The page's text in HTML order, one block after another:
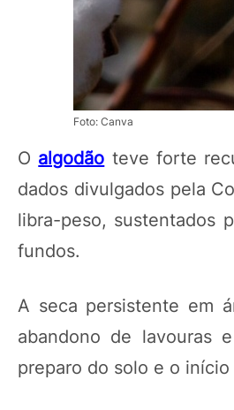
Foto: Canva
O algodão teve forte
dados divulgados pela
libra-peso, sustentados
fundos.
A seca persistente em
abandono de lavouras
preparo do solo e o